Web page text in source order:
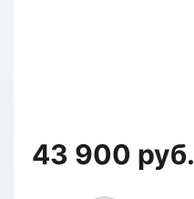
43 900 руб.